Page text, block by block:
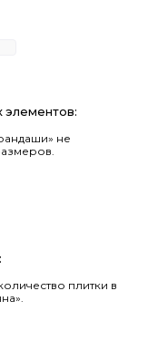
элементов:
не
плитки в